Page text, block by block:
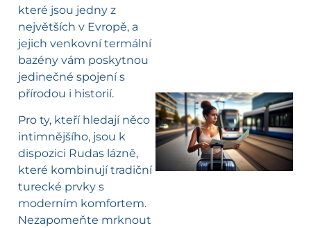
které jsou jedny z
největších v Evropě, a
jejich venkovní termální
bazény vám poskytnou
jedinečné spojení s
přírodou i historií.
Pro ty, kteří hledají něco
intimnějšího, jsou k
dispozici Rudas lázně,
které kombinují tradiční
turecké prvky s
moderním komfortem.
Nezapomeňte mrknout